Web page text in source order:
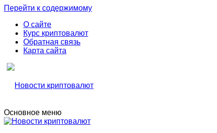
Перейти к содержимому
О сайте
Курс криптовалют
Обратная связь
Карта сайта
Свежие новости криптовалюти, прогнозы, обзоры бирж
Основное меню